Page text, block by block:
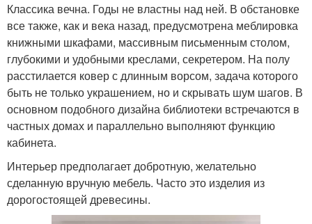
Классика вечна. Годы не властны над ней. В обстановке
все также, как и века назад, предусмотрена меблировка
книжными шкафами, массивным письменным столом,
глубокими и удобными креслами, секретером. На полу
расстилается ковер с длинным ворсом, задача которого
быть не только украшением, но и скрывать шум шагов. В
основном подобного дизайна библиотеки встречаются в
частных домах и параллельно выполняют функцию
кабинета.
Интерьер предполагает добротную, желательно
сделанную вручную мебель. Часто это изделия из
дорогостоящей древесины.